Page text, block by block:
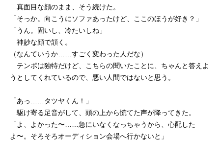
真面目な顔のまま、そう続けた。
「そっか。向こうにソファあったけど、ここのほうが好き？」
「うん。固いし、冷たいしね」
神妙な顔で頷く。
（なんていうか……すごく変わった人だな）
テンポは独特だけど、こちらの聞いたことに、ちゃんと答えよ
うとしてくれているので、悪い人間ではないと思う。
「あっ……タツヤくん！」
駆け寄る足音がして、頭の上から慌てた声が降ってきた。
「よ、よかった〜……急にいなくなっちゃうから、心配した
よ〜。そろそろオーディション会場へ行かないと」